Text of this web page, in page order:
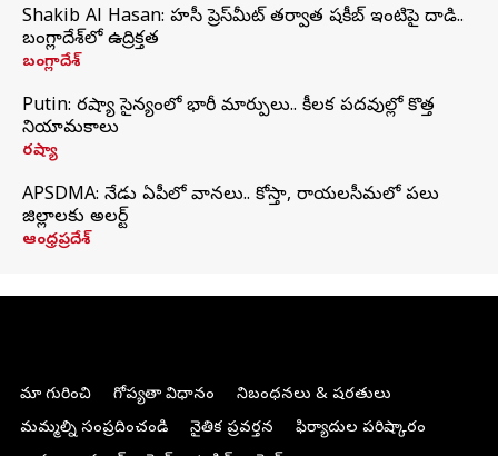
Shakib Al Hasan: హసీనా ప్రెస్‌మీట్‌ తర్వాత షకీబ్‌ ఇంటిపై దాడి..
బంగ్లాదేశ్‌లో ఉద్రిక్తత
బంగ్లాదేశ్
Putin: రష్యా సైన్యంలో భారీ మార్పులు.. కీలక పదవుల్లో కొత్త
నియామకాలు
రష్యా
APSDMA: నేడు ఏపీలో వానలు.. కోస్తా, రాయలసీమలో పలు
జిల్లాలకు అలర్ట్
ఆంధ్రప్రదేశ్
మా గురించి గోప్యతా విధానం
నిబంధనలు & షరతులు
మమ్మల్ని సంప్రదించండి
నైతిక ప్రవర్తన
ఫిర్యాదుల పరిష్కారం